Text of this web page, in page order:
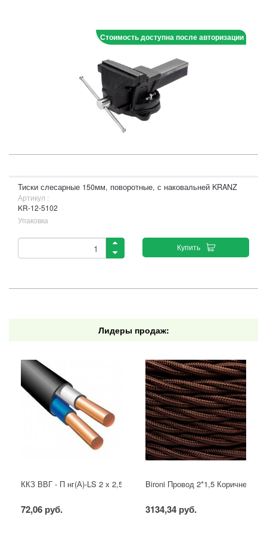
Стоимость доступна после авторизации
Тиски слесарные 150мм, поворотные, с наковальней KRANZ
Артикул :
KR-12-5102
Упаковка
Купить
Лидеры продаж:
ККЗ ВВГ - П нг(А)-LS 2 х 2,5 ГОСТ
72,06 руб.
Bironi Провод 2*1,5 Коричневый
3134,34 руб.